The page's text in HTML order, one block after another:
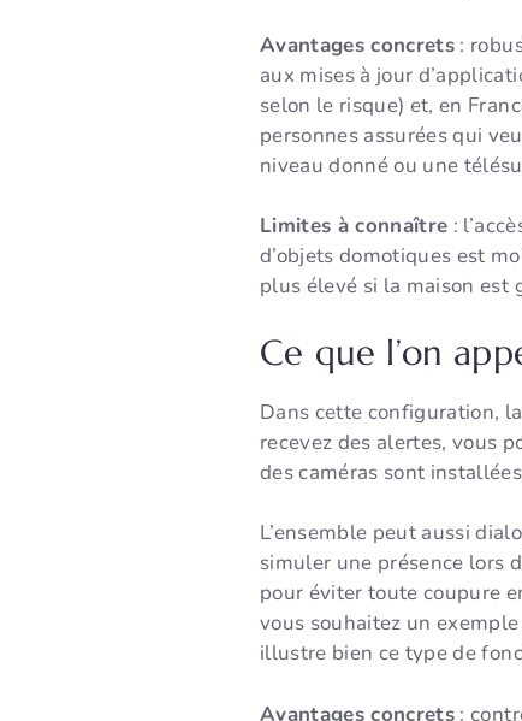
Avantages concrets :
aux mises à jour
selon le risque) et, en
personnes assurées qui
niveau donné ou une
Limites à connaître :
d’objets domotiques est
plus élevé si la maison est
Ce que l’on
Dans cette configuration,
recevez des alertes, vous
des caméras sont
L’ensemble peut aussi
simuler une présence lors
pour éviter toute coupure
vous souhaitez un
illustre bien ce type de
Avantages concrets :